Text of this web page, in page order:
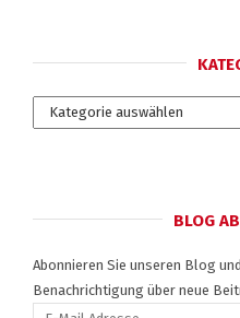
Kategorien
BLOG
Abonnieren Sie unseren Blog
Benachrichtigung über neue